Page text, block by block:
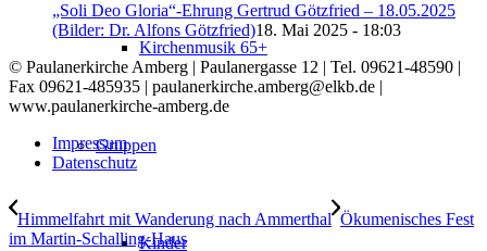
Kirchenmusik 65+
Gruppen
Kinder
„Soli Deo Gloria“-Ehrung Gertrud Götzfried – 18.05.2025
(Bilder: Dr. Alfons Götzfried)18. Mai 2025 - 18:03
© Paulanerkirche Amberg | Paulanergasse 12 | Tel. 09621-48590 |
Fax 09621-485935 | paulanerkirche.amberg@elkb.de |
www.paulanerkirche-amberg.de
Impressum
Datenschutz
Himmelfahrt mit Wanderung nach Ammerthal Ökumenisches Fest
im Martin-Schalling-Haus